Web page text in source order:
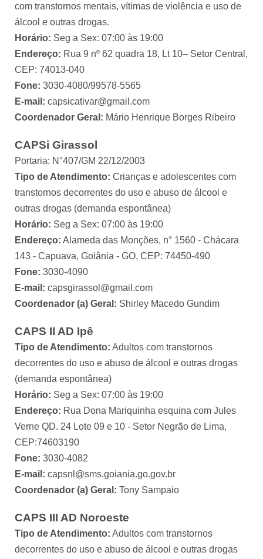
com transtornos mentais, vítimas de violência e uso de
álcool e outras drogas.
Horário: Seg a Sex: 07:00 às 19:00
Endereço: Rua 9 nº 62 quadra 18, Lt 10– Setor Central,
CEP: 74013-040
Fone: 3030-4080/99578-5565
E-mail: capsicativar@gmail.com
Coordenador Geral: Mário Henrique Borges Ribeiro
CAPSi Girassol
Portaria: N°407/GM 22/12/2003
Tipo de Atendimento: Crianças e adolescentes com
transtornos decorrentes do uso e abuso de álcool e
outras drogas (demanda espontânea)
Horário: Seg a Sex: 07:00 às 19:00
Endereço: Alameda das Monções, n° 1560 - Chácara
143 - Capuava, Goiânia - GO, CEP: 74450-490
Fone: 3030-4090
E-mail: capsgirassol@gmail.com
Coordenador (a) Geral: Shirley Macedo Gundim
CAPS II AD Ipê
Tipo de Atendimento: Adultos com transtornos
decorrentes do uso e abuso de álcool e outras drogas
(demanda espontânea)
Horário: Seg a Sex: 07:00 às 19:00
Endereço: Rua Dona Mariquinha esquina com Jules
Verne QD. 24 Lote 09 e 10 - Setor Negrão de Lima,
CEP:74603190
Fone: 3030-4082
E-mail: capsnl@sms.goiania.go.gov.br
Coordenador (a) Geral: Tony Sampaio
CAPS III AD Noroeste
Tipo de Atendimento: Adultos com transtornos
decorrentes do uso e abuso de álcool e outras drogas